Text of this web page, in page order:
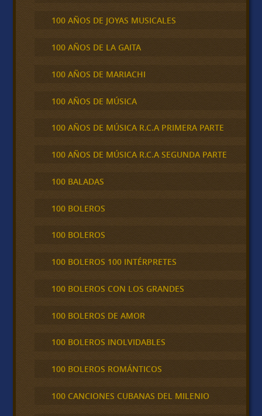
100 AÑOS DE JOYAS MUSICALES
100 AÑOS DE LA GAITA
100 AÑOS DE MARIACHI
100 AÑOS DE MÚSICA
100 AÑOS DE MÚSICA R.C.A PRIMERA PARTE
100 AÑOS DE MÚSICA R.C.A SEGUNDA PARTE
100 BALADAS
100 BOLEROS
100 BOLEROS
100 BOLEROS 100 INTÉRPRETES
100 BOLEROS CON LOS GRANDES
100 BOLEROS DE AMOR
100 BOLEROS INOLVIDABLES
100 BOLEROS ROMÁNTICOS
100 CANCIONES CUBANAS DEL MILENIO